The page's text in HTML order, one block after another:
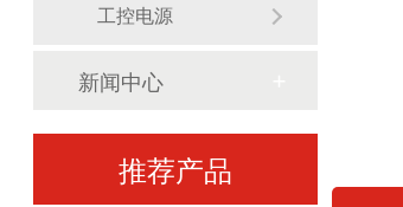
工控电源
新闻中心
推荐产品